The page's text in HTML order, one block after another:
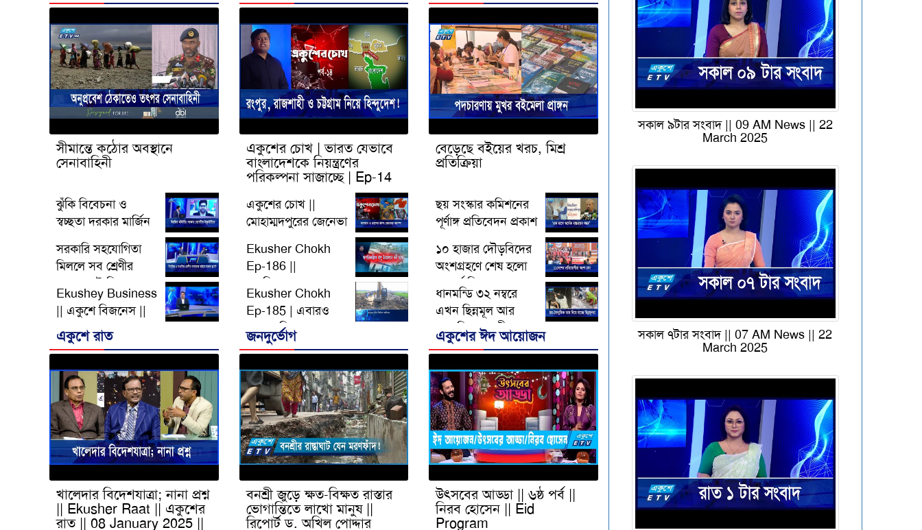
সীমান্তে কঠোর অবস্থানে
সেনাবাহিনী
ঝুঁকি বিবেচনা ও
স্বচ্ছতা দরকার মার্জিন
লোন দেয়ার ক্ষেত্রে ||
26 December
2024 || ETV
Business
সরকারি সহযোগিতা
মিললে সব শ্রেণীর
লোক ফ্ল্যাট কিনতে
পারবে-দাবি রিহ্যাবের
|| 26 December
2024 || ETV
Business
Ekushey Business
|| একুশে বিজনেস ||
Part-01 || 12
DECEMBER 2024
একুশের চোখ | ভারত যেভাবে
বাংলাদেশকে নিয়ন্ত্রণের
পরিকল্পনা সাজাচ্ছে | Ep-14
একুশের চোখ ||
মোহাম্মদপুরের জেনেভা
Ekusher Chokh
Ekusher Chokh
Ep-186 ||
অপরিকল্পত বালু
উত্তোলনে নদী ভাঙ্গন ||
21 March 2020 ||
Ekusher Chokh
Ekusher Chokh
Ep-185 | এবারও
ফসলহানির আশঙ্কায়
হাওর অঞ্চলের কৃষকরা
ETV
বেড়েছে বইয়ের খরচ, মিশ্র
প্রতিক্রিয়া
ছয় সংস্কার কমিশনের
পূর্ণাঙ্গ প্রতিবেদন প্রকাশ
১০ হাজার দৌড়বিদের
অংশগ্রহণে শেষ হলো
আন্তর্জাতিক ম্যারাথন
ধানমন্ডি ৩২ নম্বরে
এখন ছিন্নমূল আর
ভাঙ্গারি ব্যবসায়ীদের
আনাগোনা
একুশে রাত
খালেদার বিদেশযাত্রা; নানা প্রশ্ন
|| Ekusher Raat || একুশের
রাত || 08 January 2025 ||
জনদুর্ভোগ
বনশ্রী জুড়ে ক্ষত-বিক্ষত রাস্তার
ভোগান্তিতে লাখো মানুষ ||
রিপোর্ট ড. অখিল পোদ্দার
একুশের ঈদ আয়োজন
উৎসবের আড্ডা || ৬ষ্ঠ পর্ব ||
নিরব হোসেন || Eid
Program
সকাল ৯টার সংবাদ || 09 AM News || 22
March 2025
সকাল ৭টার সংবাদ || 07 AM News || 22
March 2025